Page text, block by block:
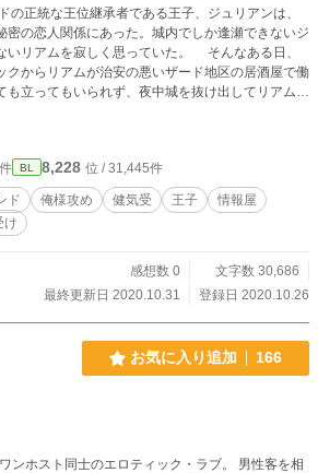
密の恋人関係にあった。城内でしか逢瀬できないジ
を寂しく思っていた。 そんなある日、
クからリアムが治安の悪いザード地区の居酒屋で働
も立ってもいられず、夜中城を抜け出してリアムに
…… 俺様意地悪ちょいS情報屋攻め×可愛い健気流され王子受け
BL 8,228 位 / 31,445件
ド 俺様攻め 健気受 王子
情報屋
け
感想数 0
文字数 30,686
最終更新日 2020.10.31
登録日 2020.10.26
お気に入り追加 166
ンホスト同士のエロティック・ラブ。 男性客を相